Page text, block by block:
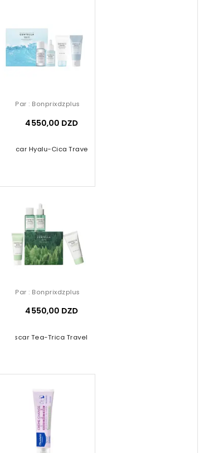
Hyalu-Cica Travel Kit 4 Pcs
Par : Bonprixdzplus
4 550,00 DZD
Tea-Trica Travel Kit 4 Pcs
Par : Bonprixdzplus
4 550,00 DZD